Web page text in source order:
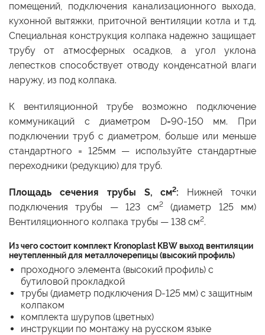
помещений, подключения канализационного выхода,
кухонной вытяжки, приточной вентиляции котла и т.д.
Специальная конструкция колпака надежно защищает
трубу от атмосферных осадков, а угол уклона
лепестков способствует отводу конденсатной влаги
наружу, из под колпака.
К вентиляционной трубе возможно подключение
коммуникаций с диаметром D=90-150 мм. При
подключении труб с диаметром, больше или меньше
стандартного = 125мм — используйте стандартные
переходники (редукцию) для труб.
Площадь сечения трубы S, см2: Нижней точки
подключения трубы — 123 см2
(диаметр 125 мм)
Вентиляционного колпака трубы — 138 см2.
Из чего состоит комплект Kronoplast KBW выход вентиляции
неутепленный для металлочерепицы (высокий профиль)
проходного элемента (высокий профиль) с
бутиловой прокладкой
трубы (диаметр подключения D-125 мм) с защитным
колпаком
комплекта шурупов (цветных)
инструкции по монтажу на русском языке